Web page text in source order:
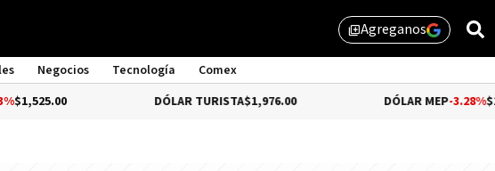
library_addAgreganos
Negocios Tecnología
Comex
DÓLAR TURISTA$1,976.00 -3.28%$1,529.31